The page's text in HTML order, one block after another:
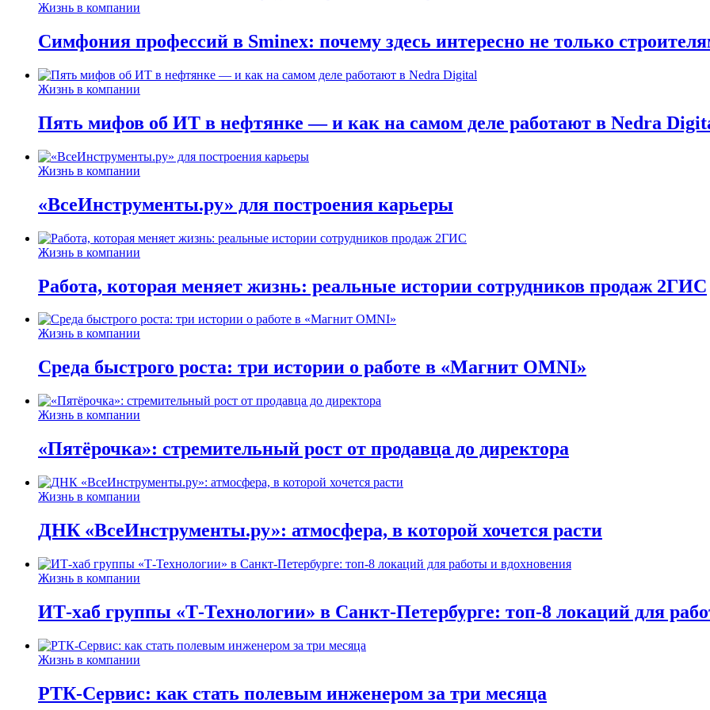
Жизнь в компании
Симфония профессий в Sminex: почему здесь интересно не только
Жизнь в компании
Пять мифов об ИТ в нефтянке — и как на самом деле работают в Nedra
Жизнь в компании
«ВсеИнструменты.ру» для построения карьеры
Жизнь в компании
Работа, которая меняет жизнь: реальные истории сотрудников продаж 2ГИС
Жизнь в компании
Среда быстрого роста: три истории о работе в «Магнит OMNI»
Жизнь в компании
«Пятёрочка»: стремительный рост от продавца до директора
Жизнь в компании
ДНК «ВсеИнструменты.ру»: атмосфера, в которой хочется расти
Жизнь в компании
ИТ-хаб группы «Т-Технологии» в Санкт-Петербурге: топ-8 локаций для
Жизнь в компании
РТК-Сервис: как стать полевым инженером за три месяца